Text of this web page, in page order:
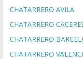
CHATARRERO AVILA
CHATARRERO
CHATARRERO
CHATARRERO